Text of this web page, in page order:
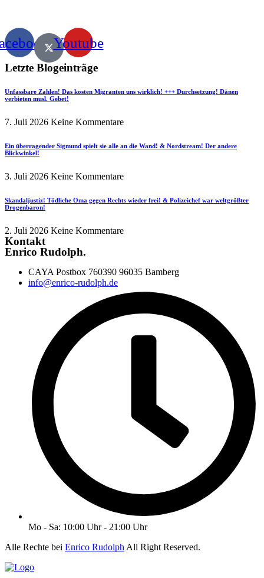
Youtube
Letzte Blogeinträge
Unfassbare Zahlen! Das kosten Migranten uns wirklich! +++ Durchsetzung! Dänen
verbieten musl. Gebet!
7. Juli 2026 Keine Kommentare
Ein überragender Sigmund spielt sie alle an die Wand! & Nordstream! Der andere
Blickwinkel!
3. Juli 2026 Keine Kommentare
Skandaljustiz! Tödliche Oma gegen Rechts wieder frei! & Polizeichef war weltgrößter
Drogenbaron!
2. Juli 2026 Keine Kommentare
Kontakt
Enrico Rudolph.
CAYA Postbox 760390 96035 Bamberg
info@enrico-rudolph.de
Mo - Sa: 10:00 Uhr - 21:00 Uhr
Alle Rechte bei Enrico Rudolph All Right Reserved.